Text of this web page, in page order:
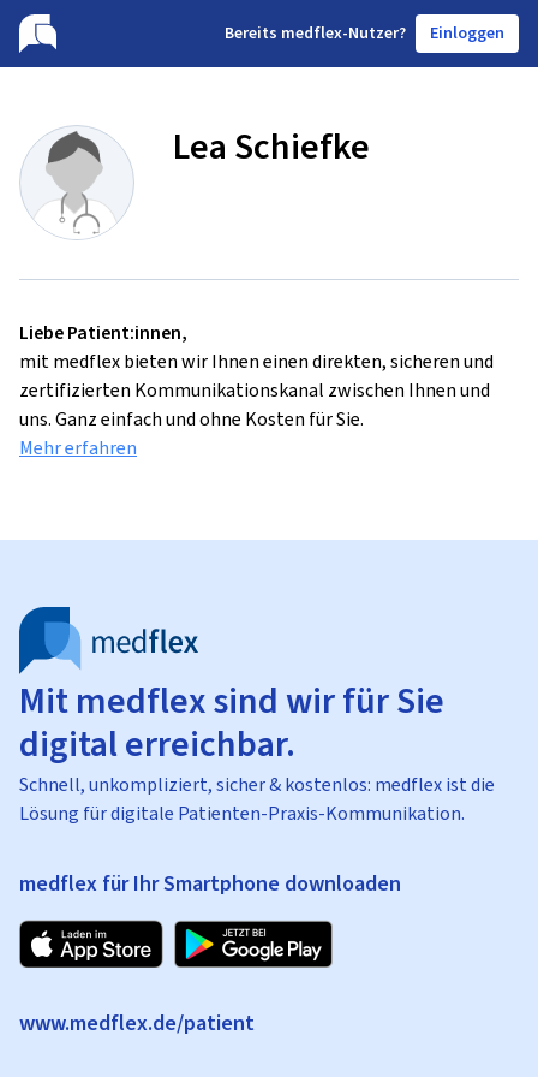
Bereits medflex-Nutzer? Einloggen
Lea Schiefke
Liebe Patient:innen,
mit medflex bieten wir Ihnen einen direkten, sicheren und
zertifizierten Kommunikationskanal zwischen Ihnen und
uns. Ganz einfach und ohne Kosten für Sie.
Mehr erfahren
Mit medflex sind wir für Sie
digital erreichbar.
Schnell, unkompliziert, sicher & kostenlos: medflex ist die
Lösung für digitale Patienten-Praxis-Kommunikation.
medflex für Ihr Smartphone downloaden
www.medflex.de/patient